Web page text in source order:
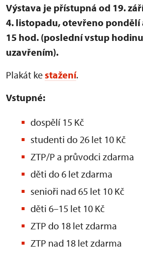
Výstava je přístupná od 19.
4. listopadu, otevřeno pondělí
15 hod. (poslední vstup
uzavřením).
Plakát kestažení.
Vstupné:
dospělí 15 Kč
studenti do 26 let 10 Kč
ZTP/P a průvodci zdarma
děti do 6 let zdarma
senioři nad 65 let 10 Kč
děti 6–15 let 10 Kč
ZTP do 18 let zdarma
ZTP nad 18 let zdarma